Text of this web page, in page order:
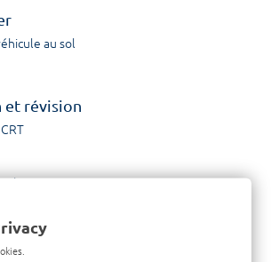
au sol
et révision